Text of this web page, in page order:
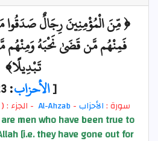
﴿ مِّنَ الْمُؤْمِنِينَ رِجَالٌ صَدَقُوا
فَمِنْهُم مَّن قَضَىٰ نَحْبَهُ وَمِنْهُم
تَبْدِيلًا﴾
[الأحزاب: 23]
سورة :الأحزاب-
Al-Ahzab - الجزء : (
men who have been true to
[i.e. they have gone out for